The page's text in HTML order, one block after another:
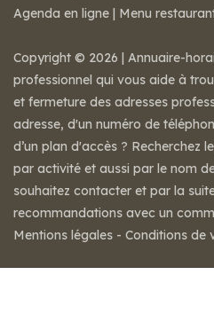
Agenda en ligne | Menu
Copyright © 2026 | Annuaire-
professionnel qui vous aide à
et fermeture des adresses
adresse, d'un numéro de
d’un plan d'accès ? Recherchez
par activité et aussi par le nom
souhaitez contacter et par la
recommandations avec un
Mentions légales - Conditions de